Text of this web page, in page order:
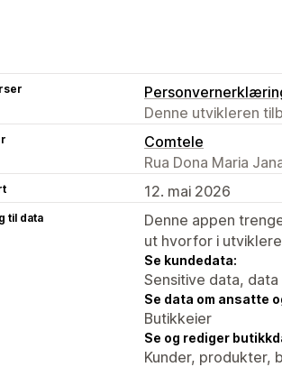
Denne utvikleren
Comtele
Rua Dona Maria
12. mai 2026
til data
Denne appen
ut hvorfor i
Se kundedata:
Sensitive data,
Se data om ansatte
Butikkeier
Se og rediger
Kunder, produkter,